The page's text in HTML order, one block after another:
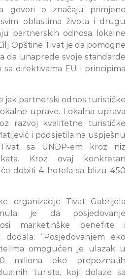
govori o značaju primjene
oblastima života i drugu
partnerskih odnosa lokalne
Opštine Tivat je da pomogne
da unaprede svoje standarde
direktivama EU i principima
jak partnerski odnos turističke
uprave. Lokalna uprava
razvoj kvalitetne turističke
i podsjetila na uspješnu
sa UNDP-em kroz niz
Kroz ovaj konkretan
dobiti 4 hotela sa blizu 450
organizacije Tivat Gabrijela
je da posjedovanje
marketinške benefite i
“Posjedovanjem eko
omogućen je ulazak u
miliona eko prepoznatih
turista, koji dolaze sa